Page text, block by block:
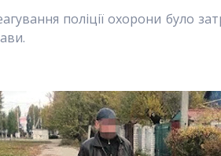
поліції охорони було